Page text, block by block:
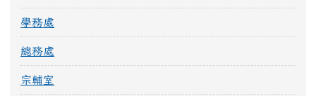
學務處
總務處
宗輔室